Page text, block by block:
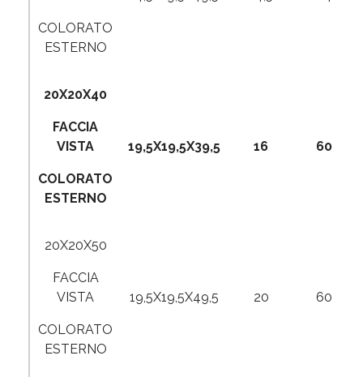
COLORATO
ESTERNO
20X20X40
FACCIA
VISTA
COLORATO
ESTERNO
19,5X19,5X39,5 16 60
20X20X50
FACCIA
VISTA
COLORATO
ESTERNO
19,5X19,5X49,5 20 60